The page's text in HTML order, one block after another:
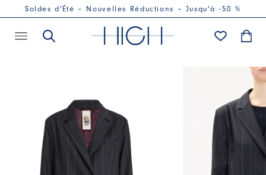
Soldes d'Été – Nouvelles Réductions – Jusqu'à -50 %